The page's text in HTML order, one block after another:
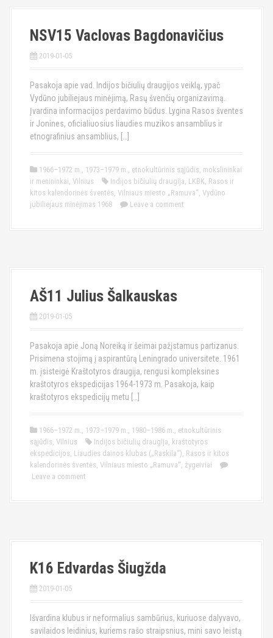
NSV15 Vaclovas Bagdonavičius
2019-01-05
Pasakoja apie vad. Indijos bičiulių draugijos veiklą, ypač
Vydūno jubiliejaus minėjimą, Rasų švenčių organizavimą.
Įvardina informacijos perdavimo būdus. Lygina Rasos šventes
ir Jonines, oficialiuosius liaudies muzikos ansamblius ir
etnografinius ansamblius, […]
1966–1972 m., 1973–1979 m., etnokultūrinis sąjūdis, mokslininkai
ir menininkai, Vilnius Indijos bičiulių draugija, LKBK, Rasos ir
kitos kalendorinės šventės, Vilniaus miesto „Ramuva“, Vydūno
jubiliejaus minėjimas 1968
Leave a comment
AŠ11 Julius Šalkauskas
2019-01-05
Pasakoja apie Joną Noreiką ir šeimai pažįstamus partizanus.
Prisimena stojimą į aspirantūrą Leningrado universitete. 1961
m. įsisteigė Kraštotyros draugija, rengusi kompleksines
kraštotyros ekspedicijas 1964-1973 m. Pasakoja, kaip
kraštotyros ekspedicijų metu […]
1966–1972 m., 1973–1979 m., 1980–1986 m., etnokultūrinis
sąjūdis, Vilnius Indijos bičiulių draugija, kraštotyros
ekspedicijos, Liaudies dainos klubas („Raskila“), Rasos ir kitos
kalendorinės šventės, Vilniaus miesto „Ramuva“, žygeiviai
Leave a comment
K16 Edvardas Šiugžda
2019-01-05
Išvardina klubus ir neformalius sambūrius, kuriuose dalyvavo,
savilaidos leidinius, kuriems rašo straipsnius, mini savo leistą